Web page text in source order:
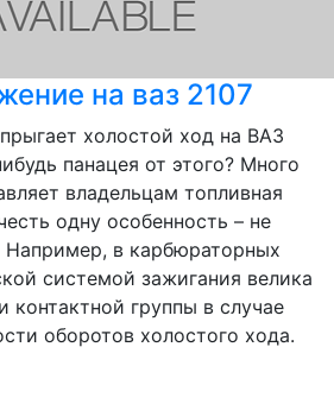
на ваз 2107
холостой ход на ВАЗ
панацея от этого? Много
владельцам топливная
одну особенность – не
Например, в карбюраторных
системой зажигания велика
контактной группы в случае
оборотов холостого хода.